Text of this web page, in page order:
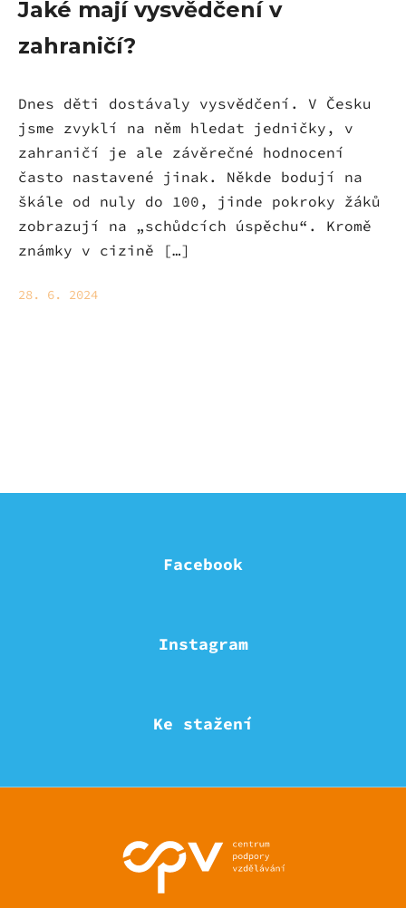
Jaké mají vysvědčení v
zahraničí?
Dnes děti dostávaly vysvědčení. V Česku
jsme zvyklí na něm hledat jedničky, v
zahraničí je ale závěrečné hodnocení
často nastavené jinak. Někde bodují na
škále od nuly do 100, jinde pokroky žáků
zobrazují na „schůdcích úspěchu“. Kromě
známky v cizině […]
28. 6. 2024
Facebook
Instagram
Ke stažení